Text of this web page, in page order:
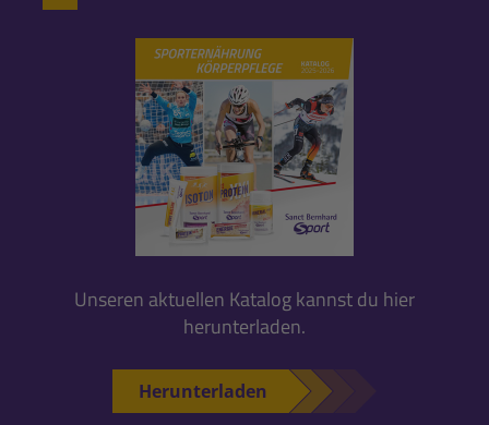
Unseren aktuellen Katalog kannst du hier
herunterladen.
Herunterladen